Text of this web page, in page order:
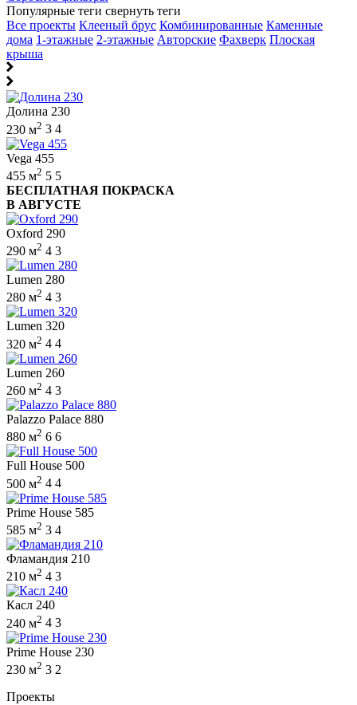
Популярные теги свернуть теги
Все проекты Клееный брус Комбинированные Каменные
дома 1-этажные 2-этажные Авторские Фахверк Плоская
крыша
Долина 230
230 м2 3 4
Vega 455
455 м2 5 5
БЕСПЛАТНАЯ ПОКРАСКА
В АВГУСТЕ
Oxford 290
290 м2 4 3
Lumen 280
280 м2 4 3
Lumen 320
320 м2 4 4
Lumen 260
260 м2 4 3
Palazzo Palace 880
880 м2 6 6
Full House 500
500 м2 4 4
Prime House 585
585 м2 3 4
Фламандия 210
210 м2 4 3
Касл 240
240 м2 4 3
Prime House 230
230 м2 3 2
Проекты